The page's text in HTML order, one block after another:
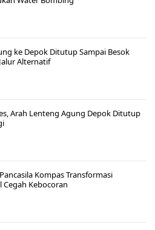
ke Depok Ditutup Sampai Besok
Alternatif
Arah Lenteng Agung Depok Ditutup
Kompas Transformasi
Cegah Kebocoran